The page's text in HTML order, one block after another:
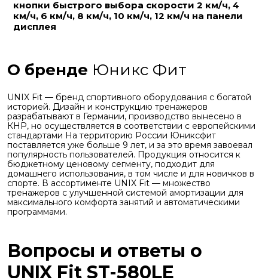
кнопки быстрого выбора скорости 2 км/ч, 4
км/ч, 6 км/ч, 8 км/ч, 10 км/ч, 12 км/ч на панели
дисплея
О бренде Юникс Фит
UNIX Fit — бренд спортивного оборудования с богатой
историей. Дизайн и конструкцию тренажеров
разрабатывают в Германии, производство вынесено в
КНР, но осуществляется в соответствии с европейскими
стандартами На территорию России Юниксфит
поставляется уже больше 9 лет, и за это время завоевал
популярность пользователей. Продукция относится к
бюджетному ценовому сегменту, подходит для
домашнего использования, в том числе и для новичков в
спорте. В ассортименте UNIX Fit — множество
тренажеров с улучшенной системой амортизации для
максимального комфорта занятий и автоматическими
программами.
Вопросы и ответы о
UNIX Fit ST-580LE